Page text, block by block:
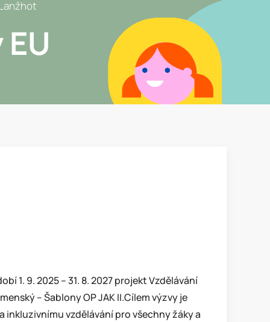
1. 9. 2025 – 31. 8. 2027 projekt Vzdělávání
– Šablony OP JAK II.Cílem výzvy je
vzdělávání pro všechny žáky a